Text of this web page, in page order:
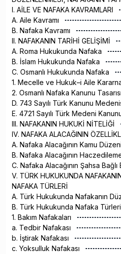
I. AİLE VE NAFAKA KAVRAMLARI
A. Aile Kavramı
B. Nafaka Kavramı
II. NAFAKANIN TARİHİ GELİŞİMİ
A. Roma Hukukunda Nafaka
B. İslam Hukukunda Nafaka
C. Osmanlı Hukukunda Nafaka
1. Mecelle ve Hukuk–i Aile
2. Osmanlı Nafaka Kanunu Tasarısı
D. 743 Sayılı Türk Kanunu
E. 4721 Sayılı Türk Medeni
III. NAFAKANIN HUKUKİ NİTELİĞİ
IV. NAFAKA ALACAĞININ
A. Nafaka Alacağının Kamu
B. Nafaka Alacağının
C. Nafaka Alacağının Şahsa Bağlı
V. TÜRK HUKUKUNDA
NAFAKA TÜRLERİ
A. Türk Hukukunda Nafakanın
B. Türk Hukukunda Nafaka Türleri
1. Bakım Nafakaları
a. Tedbir Nafakası
b. İştirak Nafakası
c. Yoksulluk Nafakası